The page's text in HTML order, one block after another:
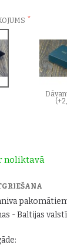
noliktavā
- Baltijas